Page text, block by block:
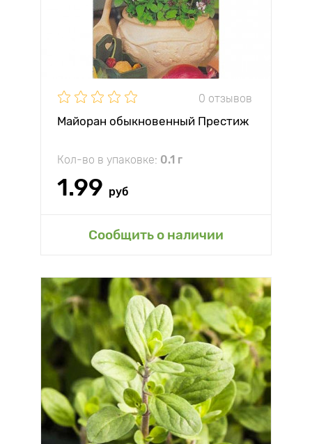
0 отзывов
Майоран обыкновенный Престиж
Кол-во в упаковке: 0.1 г
1.99 руб
Сообщить о наличии